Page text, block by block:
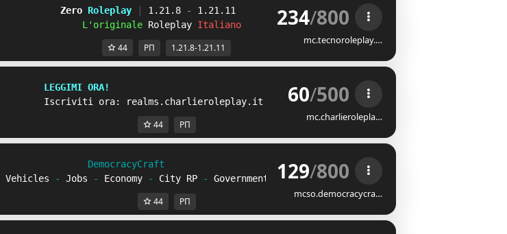
Zero Roleplay 1.21.8 -
1.21.11
L'original e Roleplay Italiano 234/800
mc.tecnoroleplay.…
44 РП 1.21.8-1.21.11
LEGGIMI ORA!
Iscriviti ora: realms.charlieroleplay.it
60/500
mc.charlierolepla…
44 РП
DemocracyCraft
Vehicles
- Jobs - Economy - City RP - Government 129/800
mcso.democracycra…
44 РП